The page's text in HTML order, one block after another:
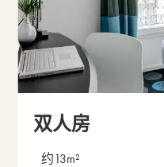
双人房
约13m²